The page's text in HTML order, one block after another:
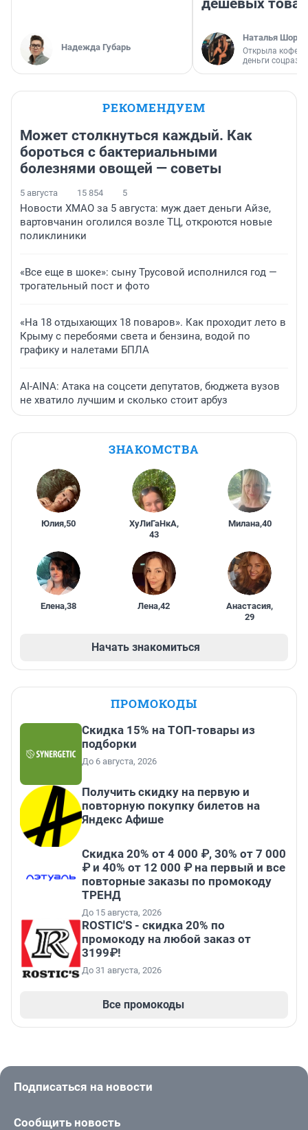
Надежда Губарь
Наталья
Открыла
деньги
РЕКОМЕНДУЕМ
Может столкнуться каждый. Как
бороться с бактериальными
болезнями овощей — советы
5 августа 15 854 5
Новости ХМАО за 5 августа: муж дает деньги Айзе,
вартовчанин оголился возле ТЦ, откроются новые
поликлиники
«Все еще в шоке»: сыну Трусовой исполнился год —
трогательный пост и фото
«На 18 отдыхающих 18 поваров». Как проходит лето в
Крыму с перебоями света и бензина, водой по
графику и налетами БПЛА
AI-AINA: Атака на соцсети депутатов, бюджета вузов
не хватило лучшим и сколько стоит арбуз
ЗНАКОМСТВА
Юлия,50 ХуЛиГаНкА,
43
Милана,40
Елена,38 Лена,42 Анастасия,
29
Начать знакомиться
ПРОМОКОДЫ
Скидка 15% на ТОП-товары из
подборки
До 6 августа, 2026
Получить скидку на первую и
повторную покупку билетов на
Яндекс Афише
Скидка 20% от 4 000 ₽, 30% от 7 000
₽ и 40% от 12 000 ₽ на первый и все
повторные заказы по промокоду
ТРЕНД
До 15 августа, 2026
ROSTIC'S - скидка 20% по
промокоду на любой заказ от
3199₽!
До 31 августа, 2026
Все промокоды
Подписаться на новости
Сообщить новость